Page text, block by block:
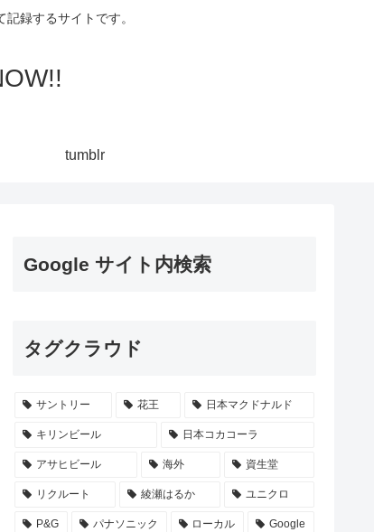
録するサイトです。
tumblr
Google サイト内検索
タグクラウド
サントリー 花王 日本マクドナルド
キリンビール 日本コカコーラ
アサヒビール 海外 資生堂
リクルート 綾瀬はるか ユニクロ
P&G パナソニック ローカル Google